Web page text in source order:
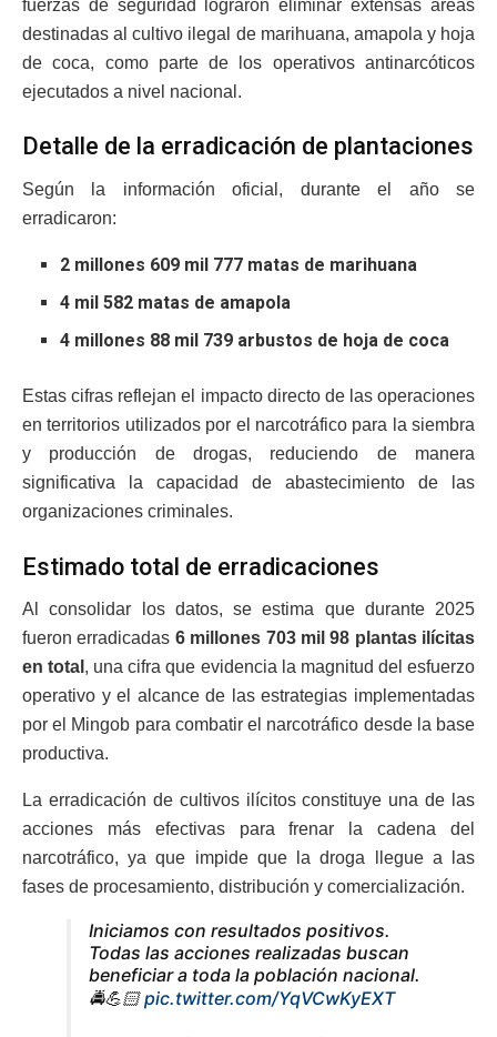
fuerzas de seguridad lograron eliminar extensas áreas
destinadas al cultivo ilegal de marihuana, amapola y hoja
de coca, como parte de los operativos antinarcóticos
ejecutados a nivel nacional.
Detalle de la erradicación de plantaciones
Según la información oficial, durante el año se
erradicaron:
2 millones 609 mil 777 matas de marihuana
4 mil 582 matas de amapola
4 millones 88 mil 739 arbustos de hoja de coca
Estas cifras reflejan el impacto directo de las operaciones
en territorios utilizados por el narcotráfico para la siembra
y producción de drogas, reduciendo de manera
significativa la capacidad de abastecimiento de las
organizaciones criminales.
Estimado total de erradicaciones
Al consolidar los datos, se estima que durante 2025
fueron erradicadas 6 millones 703 mil 98 plantas ilícitas
en total , una cifra que evidencia la magnitud del esfuerzo
operativo y el alcance de las estrategias implementadas
por el Mingob para combatir el narcotráfico desde la base
productiva.
La erradicación de cultivos ilícitos constituye una de las
acciones más efectivas para frenar la cadena del
narcotráfico, ya que impide que la droga llegue a las
fases de procesamiento, distribución y comercialización.
Iniciamos con resultados positivos.
Todas las acciones realizadas buscan
beneficiar a toda la población nacional.
🚔💪🏻pic.twitter.com/YqVCwKyEXT